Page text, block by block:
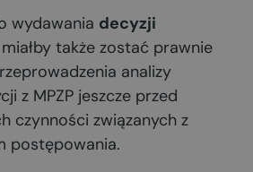
wydawania decyzji
miałby także zostać prawnie
analizy
z MPZP jeszcze przed
czynności związanych z
postępowania.